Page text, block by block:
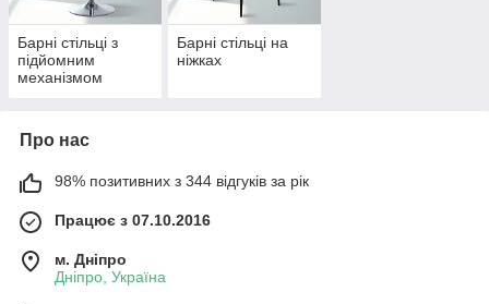
Барні стільці з
підйомним
механізмом
Барні стільці на
ніжках
Про нас
98% позитивних з 344 відгуків за рік
Працює з 07.10.2016
м. Дніпро
Дніпро, Україна